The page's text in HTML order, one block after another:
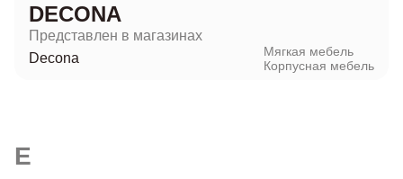
DECONA
Представлен в магазинах
Decona
Мягкая мебель
Корпусная мебель
E